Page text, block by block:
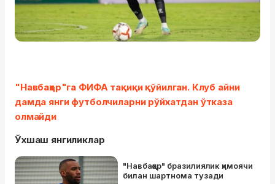
"Навбаҳор"га ФИФА тақиқи қўйилган. Клуб айни
дамда янги футболчиларни рўйхатдан ўтказа
олмайди
Ўхшаш янгиликлар
"Навбаҳор" бразилиялик ҳимоячи
билан шартнома тузади